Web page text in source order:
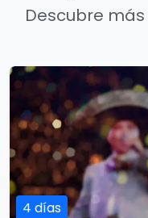
Descubre
4 días